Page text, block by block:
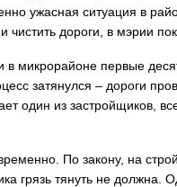
ужасная ситуация в
дороги, в мэрии
в микрорайоне первые
затянулся – дороги
один из застройщиков,
По закону, на
грязь тянуть не должна.